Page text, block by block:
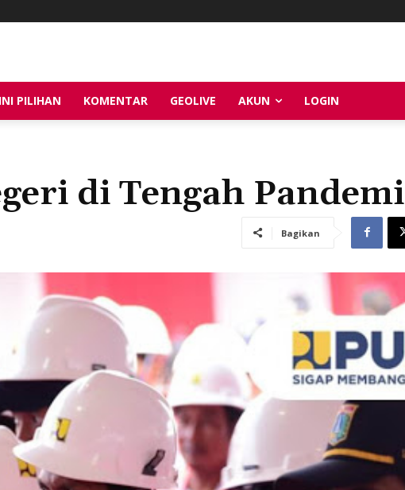
PILIHAN KOMENTAR GEOLIVE AKUN LOGIN
di Tengah Pandemi
Bagikan